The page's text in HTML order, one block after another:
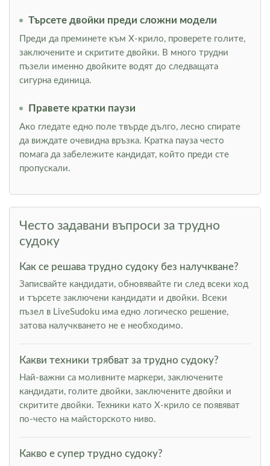
Търсете двойки преди сложни модели
Преди да преминете към Х-крило, проверете голите,
заключените и скритите двойки. В много трудни
пъзели именно двойките водят до следващата
сигурна единица.
Правете кратки паузи
Ако гледате едно поле твърде дълго, лесно спирате
да виждате очевидна връзка. Кратка пауза често
помага да забележите кандидат, който преди сте
пропускали.
Често задавани въпроси за трудно
судоку
Как се решава трудно судоку без налучкване?
Записвайте кандидати, обновявайте ги след всеки ход
и търсете заключени кандидати и двойки. Всеки
пъзел в LiveSudoku има едно логическо решение,
затова налучкването не е необходимо.
Какви техники трябват за трудно судоку?
Най-важни са моливните маркери, заключените
кандидати, голите двойки, заключените двойки и
скритите двойки. Техники като Х-крило се появяват
по-често на майсторското ниво.
Какво е супер трудно судоку?